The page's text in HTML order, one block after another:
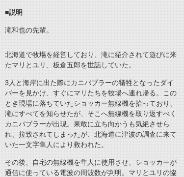
■説明
滝和也の先輩。
北海道で牧場を経営しており、滝に紹介されて遊びに来
たマリとユリ、板倉五郎を世話していた。
3人と海岸に出た際にカニバブラーの犠牲となったダイ
バーを見かけ、すぐにマリたちを牧場へ連れ帰る。この
とき現場に落ちていたショッカー無線機を拾っており、
滝にすべてを知らせたが、そこへ無線機を取り返すべく
カニバブラーが出現。果敢に立ち向かうも気絶させら
れ、拉致されてしまったが、北海道に津波の調査に来て
いた一文字隼人により救われた。
その後、自宅の無線機を隼人に使用させ、ショッカーが
通信に使っている電波の周波数が判明。マリとユリの協